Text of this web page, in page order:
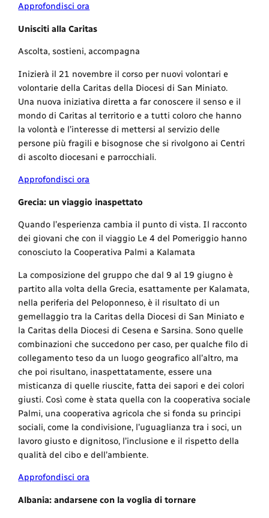
Approfondisci ora
Unisciti alla Caritas
Ascolta, sostieni, accompagna
Inizierà il 21 novembre il corso per nuovi volontari e
volontarie della Caritas della Diocesi di San Miniato.
Una nuova iniziativa diretta a far conoscere il senso e il
mondo di Caritas al territorio e a tutti coloro che hanno
la volontà e l’interesse di mettersi al servizio delle
persone più fragili e bisognose che si rivolgono ai Centri
di ascolto diocesani e parrocchiali.
Approfondisci ora
Grecia: un viaggio inaspettato
Quando l’esperienza cambia il punto di vista. Il racconto
dei giovani che con il viaggio Le 4 del Pomeriggio hanno
conosciuto la Cooperativa Palmi a Kalamata
La composizione del gruppo che dal 9 al 19 giugno è
partito alla volta della Grecia, esattamente per Kalamata,
nella periferia del Peloponneso, è il risultato di un
gemellaggio tra la Caritas della Diocesi di San Miniato e
la Caritas della Diocesi di Cesena e Sarsina. Sono quelle
combinazioni che succedono per caso, per qualche filo di
collegamento teso da un luogo geografico all’altro, ma
che poi risultano, inaspettatamente, essere una
misticanza di quelle riuscite, fatta dei sapori e dei colori
giusti. Così come è stata quella con la cooperativa sociale
Palmi, una cooperativa agricola che si fonda su principi
sociali, come la condivisione, l’uguaglianza tra i soci, un
lavoro giusto e dignitoso, l’inclusione e il rispetto della
qualità del cibo e dell’ambiente.
Approfondisci ora
Albania: andarsene con la voglia di tornare